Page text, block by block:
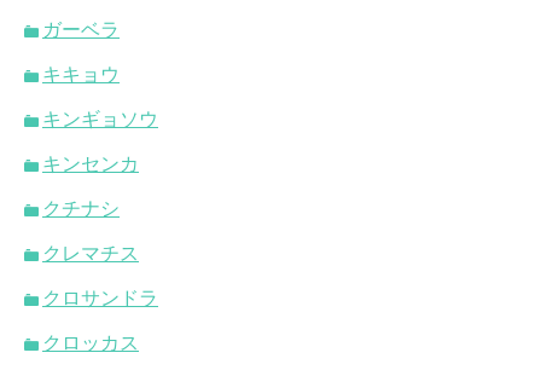
ガーベラ
キキョウ
キンギョソウ
キンセンカ
クチナシ
クレマチス
クロサンドラ
クロッカス